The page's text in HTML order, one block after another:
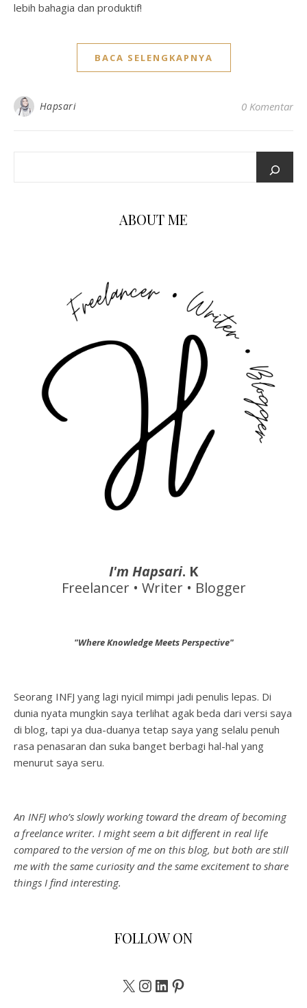
lebih bahagia dan produktif!
BACA SELENGKAPNYA
Hapsari 0 Komentar
ABOUT ME
I'm Hapsari. K
Freelancer • Writer • Blogger
"Where Knowledge Meets Perspective"
Seorang INFJ yang lagi nyicil mimpi jadi penulis lepas. Di
dunia nyata mungkin saya terlihat agak beda dari versi saya
di blog, tapi ya dua-duanya tetap saya yang selalu penuh
rasa penasaran dan suka banget berbagi hal-hal yang
menurut saya seru.
An INFJ who’s slowly working toward the dream of becoming
a freelance writer. I might seem a bit different in real life
compared to the version of me on this blog, but both are still
me with the same curiosity and the same excitement to share
things I find interesting.
FOLLOW ON
X Instagram
LinkedInPinterest